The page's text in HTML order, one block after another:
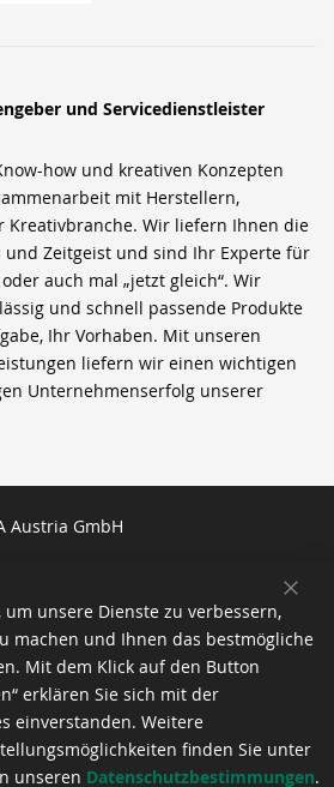
und Servicedienstleister
how und kreativen Konzepten
mit Herstellern,
Kreativbranche. Wir liefern Ihnen die
und Zeitgeist und sind Ihr Experte für
auch mal „jetzt gleich“. Wir
und schnell passende Produkte
Ihr Vorhaben. Mit unseren
liefern wir einen wichtigen
Unternehmenserfolg unserer
Austria GmbH
um unsere Dienste zu verbessern,
machen und Ihnen das bestmögliche
Mit dem Klick auf den Button
erklären Sie sich mit der
einverstanden. Weitere
finden Sie unter
unseren Datenschutzbestimmungen.